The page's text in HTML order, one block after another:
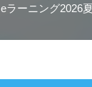
eラーニング2026